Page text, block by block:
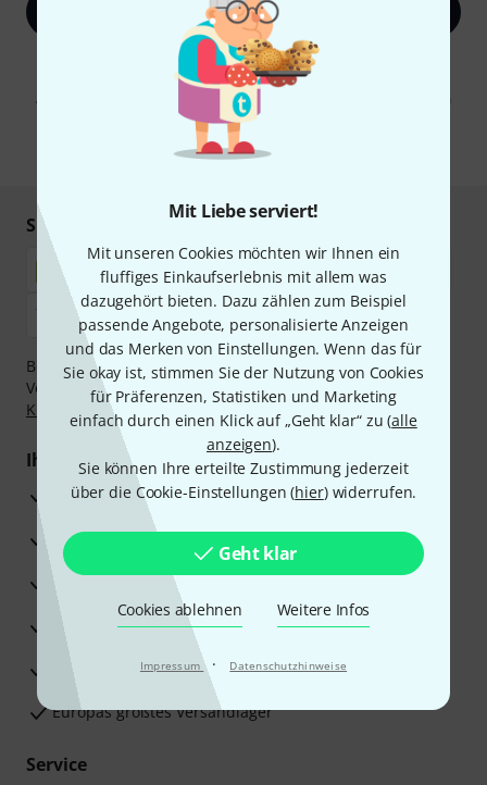
Mit Liebe serviert!
Mit unseren Cookies möchten wir Ihnen ein
fluffiges Einkaufserlebnis mit allem was
dazugehört bieten. Dazu zählen zum Beispiel
passende Angebote, personalisierte Anzeigen
und das Merken von Einstellungen. Wenn das für
Sie okay ist, stimmen Sie der Nutzung von Cookies
für Präferenzen, Statistiken und Marketing
einfach durch einen Klick auf „Geht klar“ zu (alle
anzeigen).
Sie können Ihre erteilte Zustimmung jederzeit
über die Cookie-Einstellungen (hier) widerrufen.
Geht klar
Cookies ablehnen Weitere Infos
Impressum · Datenschutzhinweise
Jetzt anmelden
Mit Klick auf „Jetzt anmelden“ stimmen Sie dem Erhalt von E-Mail-
Werbung und einer Messung des E-Mail-Nutzungsverhaltens zu. Die
Abmeldung ist jederzeit möglich. Weitere Informationen finden Sie in
unseren
Datenschutzhinweisen
* Pflichtfeld
Sicher einkaufen & bezahlen
Bezahlen Sie vertraulich und sicher per Nachnahme,
Vorkasse, PayPal, Amazon Pay, Klarna Sofort bezahlen
Klarna Ratenzahlungoder Kreditkarte.
Ihre Vorteile
3 Jahre Thomann Garantie
30 Tage Money-Back-Garantie
Reparaturservice
Beratung durch Fachexperten
Zufriedenheitsgarantie
Europas größtes Versandlager
Service